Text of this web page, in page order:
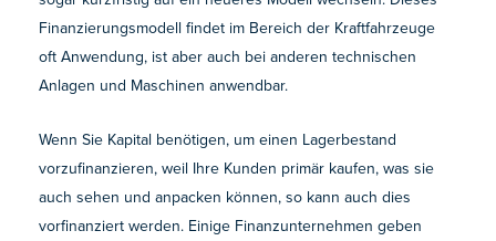
Finanzierungsmodell findet im Bereich der Kraftfahrzeuge
oft Anwendung, ist aber auch bei anderen technischen
Anlagen und Maschinen anwendbar.
Wenn Sie Kapital benötigen, um einen Lagerbestand
vorzufinanzieren, weil Ihre Kunden primär kaufen, was sie
auch sehen und anpacken können, so kann auch dies
vorfinanziert werden. Einige Finanzunternehmen geben